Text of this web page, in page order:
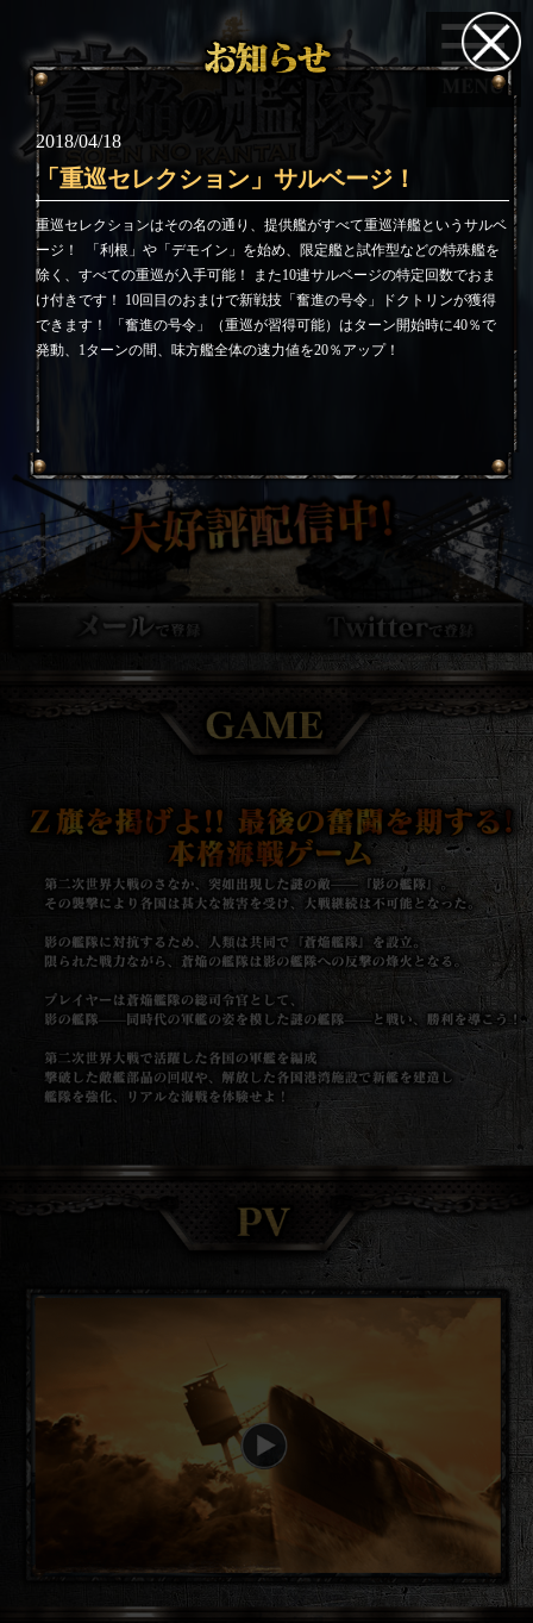
2018/04/18
「重巡セレクション」サルベージ！
重巡セレクションはその名の通り、提供艦がすべて重巡洋艦というサルベ
ージ！
「利根」や「デモイン」を始め、限定艦と試作型などの特殊艦を
除く、すべての重巡が入手可能！ また10連サルベージの特定回数でおま
け付きです！ 10回目のおまけで新戦技「奮進の号令」ドクトリンが獲得
できます！ 「奮進の号令」（重巡が習得可能）はターン開始時に40％で
発動、1ターンの間、味方艦全体の速力値を20％アップ！